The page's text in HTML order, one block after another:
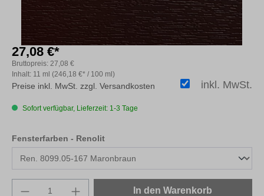
27,08 €*
Inhalt: 11 ml (246,18 €* / 100 ml)
Bruttopreis: 27,08 €
inkl. MwSt.
Preise inkl. MwSt. zzgl. Versandkosten
Sofort verfügbar, Lieferzeit: 1-3 Tage
Fensterfarben - Renolitauswählen
Produkt Anzahl: Gib den gewünschten
In den Warenkorb